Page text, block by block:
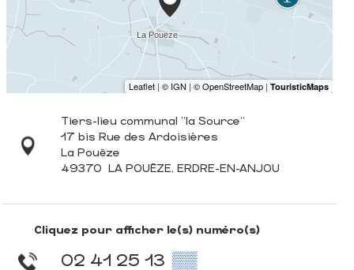
Tiers-lieu communal "la Source"
17 bis Rue des Ardoisières
La Pouëze
49370 LA POUËZE, ERDRE-EN-ANJOU
Cliquez pour afficher le(s) numéro(s)
02 41 25 13 ▒▒